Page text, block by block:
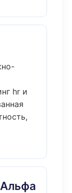
hr и